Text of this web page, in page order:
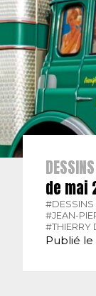
de mai
#DESSINS
#JEAN-
#THIERRY
Publié le